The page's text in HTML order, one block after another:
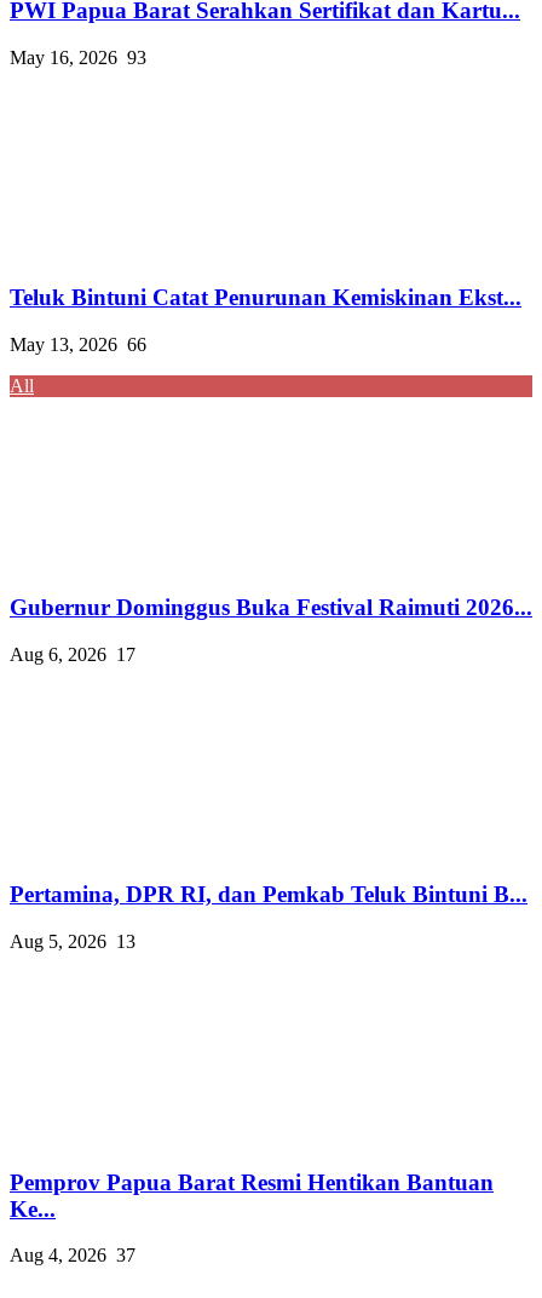
PWI Papua Barat Serahkan Sertifikat dan Kartu...
May 16, 2026 93
Teluk Bintuni Catat Penurunan Kemiskinan Ekst...
May 13, 2026 66
All
Gubernur Dominggus Buka Festival Raimuti 2026...
Aug 6, 2026 17
Pertamina, DPR RI, dan Pemkab Teluk Bintuni B...
Aug 5, 2026 13
Pemprov Papua Barat Resmi Hentikan Bantuan
Ke...
Aug 4, 2026 37